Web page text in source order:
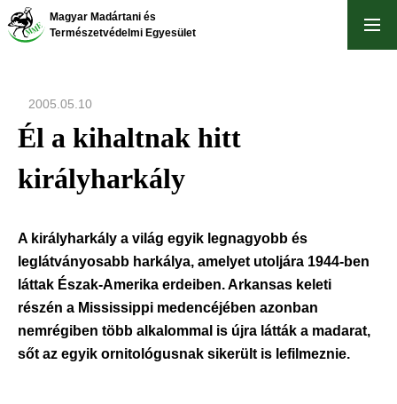
Skip
to
Magyar Madártani és
Természetvédelmi Egyesület
2005.05.10
Él a kihaltnak hitt
királyharkály
A királyharkály a világ egyik legnagyobb és
leglátványosabb harkálya, amelyet utoljára 1944-ben
láttak Észak-Amerika erdeiben. Arkansas keleti
részén a Mississippi medencéjében azonban
nemrégiben több alkalommal is újra látták a madarat,
sőt az egyik ornitológusnak sikerült is lefilmeznie.